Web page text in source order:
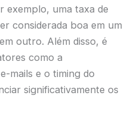
exemplo, uma taxa de
considerada boa em um
outro. Além disso, é
como a
mails e o timing do
significativamente os